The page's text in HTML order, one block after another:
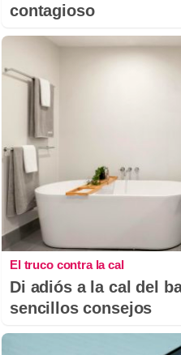
contagioso
El truco contra la cal
Di adiós a la cal del
sencillos consejos